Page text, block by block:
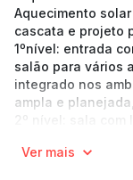
Aquecimento
cascata e projeto
1ºnível: entrada
salão para vários
integrado nos
ampla e
2º nível: sala
em mármore.
Ver mais